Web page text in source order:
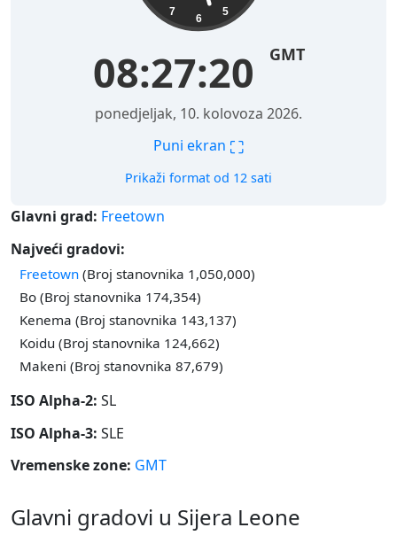
5
6
7
08:27:21 GMT
ponedjeljak, 10. kolovoza 2026.
Puni ekran ⛶
Prikaži format od 12 sati
Glavni grad: Freetown
Najveći gradovi:
Freetown (Broj stanovnika 1,050,000)
Bo (Broj stanovnika 174,354)
Kenema (Broj stanovnika 143,137)
Koidu (Broj stanovnika 124,662)
Makeni (Broj stanovnika 87,679)
ISO Alpha-2: SL
ISO Alpha-3: SLE
Vremenske zone: GMT
Glavni gradovi u Sijera Leone